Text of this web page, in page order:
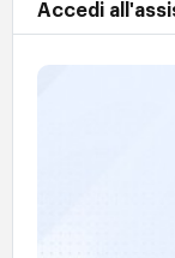
Accedi